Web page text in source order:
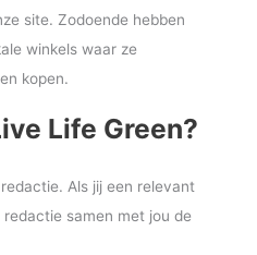
site. Zodoende hebben
winkels waar ze
kopen.
Life Green?
Als jij een relevant
samen met jou de